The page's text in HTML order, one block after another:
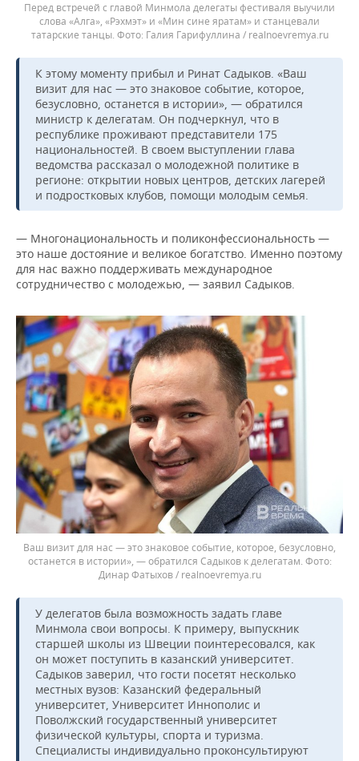
Перед встречей с главой Минмола делегаты фестиваля выучили
слова «Алга», «Рэхмэт» и «Мин сине яратам» и станцевали
татарские танцы.
Галия Гарифуллина / realnoevremya.ru
К этому моменту прибыл и Ринат Садыков. «Ваш
визит для нас — это знаковое событие, которое,
безусловно, останется в истории», — обратился
министр к делегатам. Он подчеркнул, что в
республике проживают представители 175
национальностей. В своем выступлении глава
ведомства рассказал о молодежной политике в
регионе: открытии новых центров, детских лагерей
и подростковых клубов, помощи молодым семья.
— Многонациональность и поликонфессиональность —
это наше достояние и великое богатство. Именно поэтому
для нас важно поддерживать международное
сотрудничество с молодежью, — заявил Садыков.
Ваш визит для нас — это знаковое событие, которое, безусловно,
останется в истории», — обратился Садыков к делегатам.
Динар Фатыхов / realnoevremya.ru
У делегатов была возможность задать главе
Минмола свои вопросы. К примеру, выпускник
старшей школы из Швеции поинтересовался, как
он может поступить в казанский университет.
Садыков заверил, что гости посетят несколько
местных вузов: Казанский федеральный
университет, Университет Иннополис и
Поволжский государственный университет
физической культуры, спорта и туризма.
Специалисты индивидуально проконсультируют